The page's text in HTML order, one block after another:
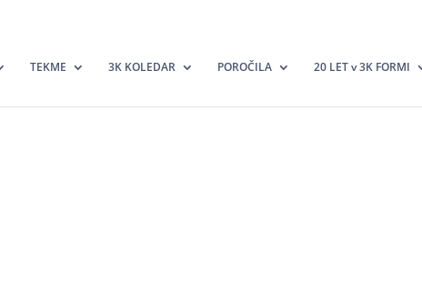
TEKME 3K KOLEDAR POROČILA 20 LET v 3K FORMI